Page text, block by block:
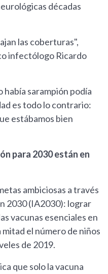
décadas
las coberturas",
infectólogo Ricardo
sarampión podía
es todo lo contrario:
estábamos bien
para 2030 están en
ambiciosas a través
2030 (IA2030): lograr
vacunas esenciales en
el número de niños
de 2019.
que solo la vacuna